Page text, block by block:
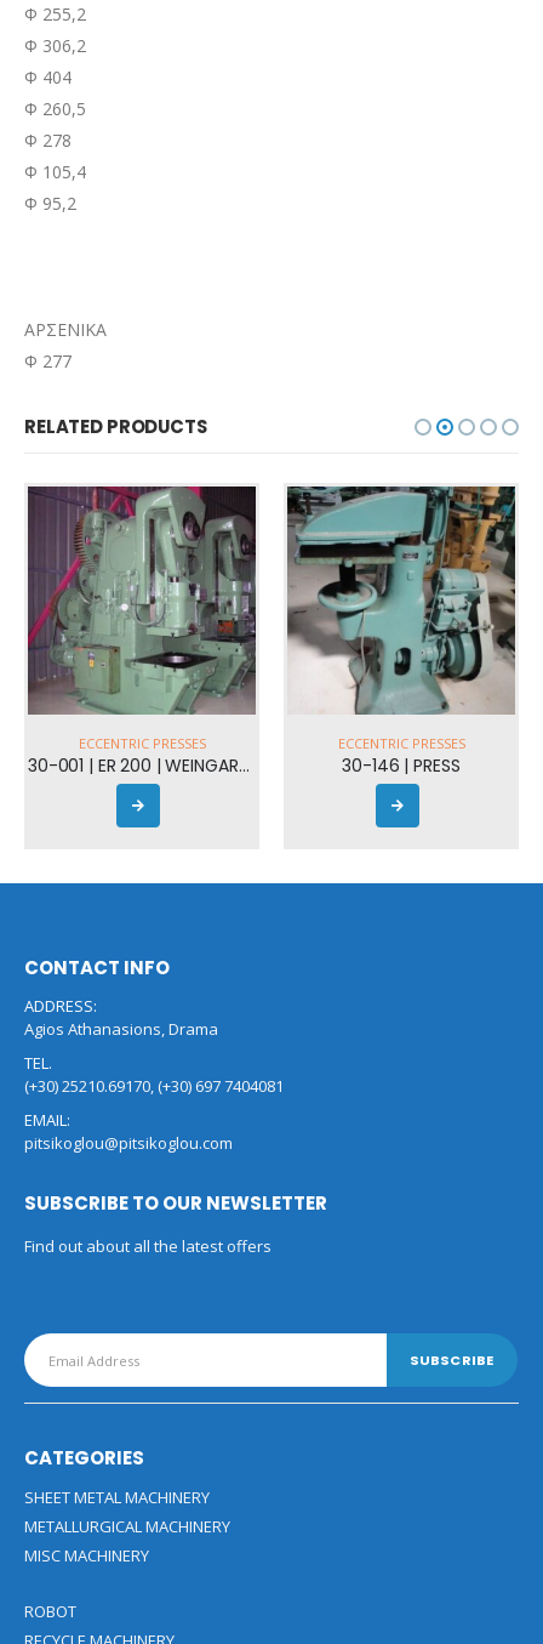
Φ 255,2
Φ 306,2
Φ 404
Φ 260,5
Φ 278
Φ 105,4
Φ 95,2
ΑΡΣΕΝΙΚΑ
Φ 277
RELATED PRODUCTS
ECCENTRIC PRESSES
30-001 | ER 200 | WEINGARTEN
ECCENTRIC PRESSES
30-146 | PRESS
CONTACT INFO
ADDRESS:
Agios Athanasions, Drama
TEL.
(+30) 25210.69170, (+30) 697 7404081
EMAIL:
pitsikoglou@pitsikoglou.com
SUBSCRIBE TO OUR NEWSLETTER
Find out about all the latest offers
CATEGORIES
SHEET METAL MACHINERY
METALLURGICAL MACHINERY
MISC MACHINERY
ROBOT